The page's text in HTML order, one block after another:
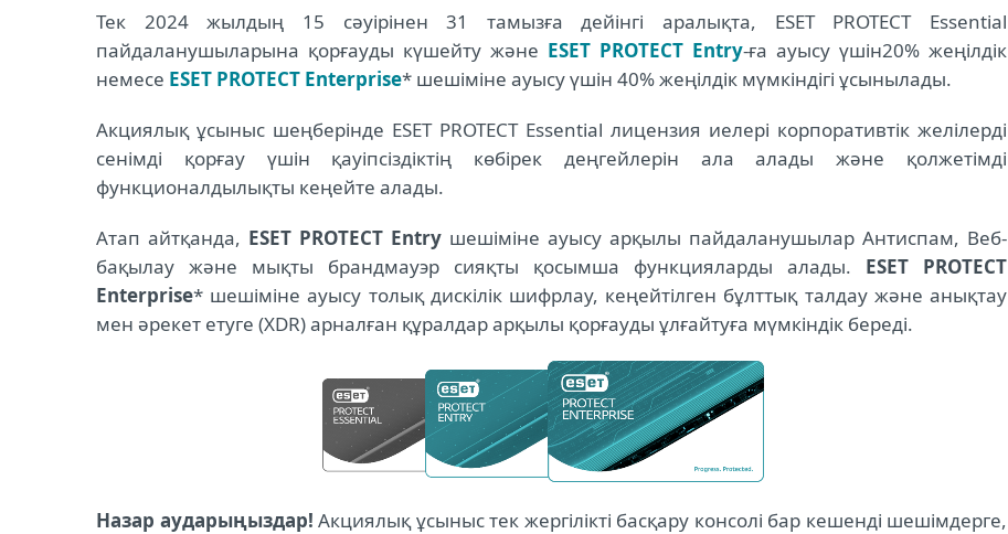
Тек 2024 жылдың 15 сәуірінен 31 тамызға дейінгі аралықта, ESET PROTECT Essential
пайдаланушыларына қорғауды күшейту және ESET PROTECT Entry-ға ауысу үшін20% жеңілдік
немесе ESET PROTECT Enterprise* шешіміне ауысу үшін 40% жеңілдік мүмкіндігі ұсынылады.
Акциялық ұсыныс шеңберінде ESET PROTECT Essential лицензия иелері корпоративтік желілерді
сенімді қорғау үшін қауіпсіздіктің көбірек деңгейлерін ала алады және қолжетімді
функционалдылықты кеңейте алады.
Атап айтқанда, ESET PROTECT Entry шешіміне ауысу арқылы пайдаланушылар Антиспам, Веб-
бақылау және мықты брандмауэр сияқты қосымша функцияларды алады. ESET PROTECT
Enterprise* шешіміне ауысу толық дискілік шифрлау, кеңейтілген бұлттық талдау және анықтау
мен әрекет етуге (XDR) арналған құралдар арқылы қорғауды ұлғайтуға мүмкіндік береді.
Назар аударыңыздар! Акциялық ұсыныс тек жергілікті басқару консолі бар кешенді шешімдерге,